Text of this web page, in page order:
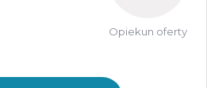
Opiekun oferty